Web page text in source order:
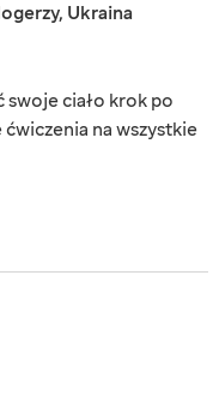
, Ukraina
swoje ciało krok po
na wszystkie